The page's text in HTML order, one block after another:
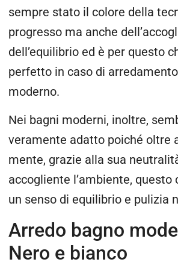
sempre stato il colore della
progresso ma anche
dell’equilibrio ed è per questo
perfetto in caso di
moderno.
Nei bagni moderni, inoltre,
veramente adatto poiché oltre
mente, grazie alla sua
accogliente l’ambiente, questo
un senso di equilibrio e pulizia
Arredo bagno
Nero e bianco